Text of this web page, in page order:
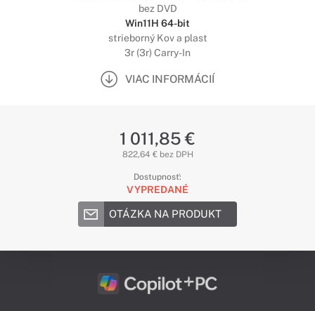
bez DVD
Win11H 64-bit
strieborný Kov a plast
3r (3r) Carry-In
VIAC INFORMÁCIÍ
1 011,85 €
822,64 € bez DPH
Dostupnosť:
VYPREDANÉ
OTÁZKA NA PRODUKT